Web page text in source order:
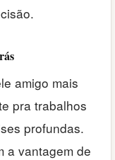
amigo mais
pra trabalhos
profundas.
a vantagem de